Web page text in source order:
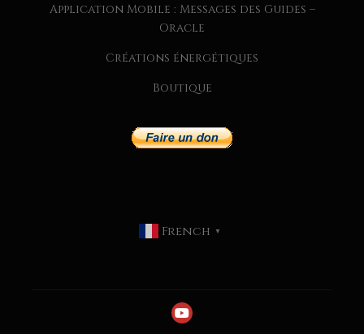
MESSAGES DES GUIDES
HARMONISER VOTRE VIE
Application Mobile : Messages des Guides –
Oracle
Créations énergétiques
Boutique
French ▼